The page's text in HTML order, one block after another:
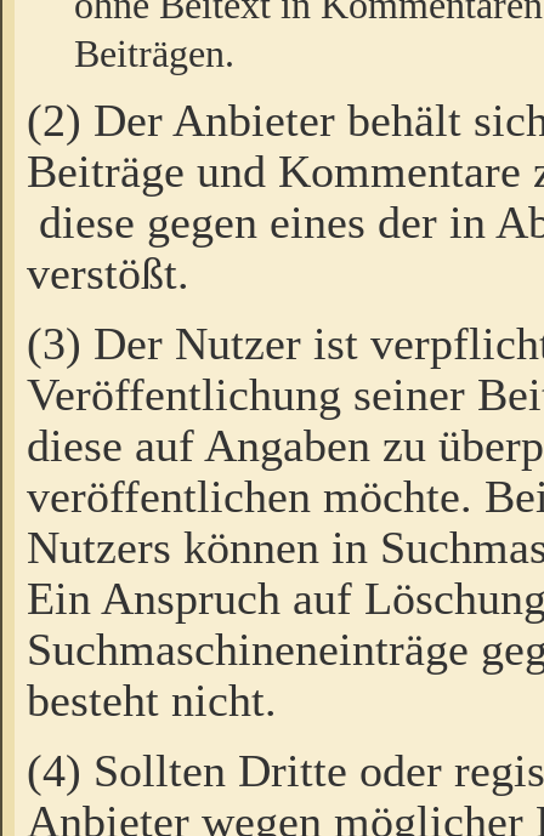
Beiträgen.
(2) Der Anbieter behält
Beiträge und Kommentare
diese gegen eines der in
verstößt.
(3) Der Nutzer ist
Veröffentlichung seiner
diese auf Angaben zu
veröffentlichen möchte.
Nutzers können in
Ein Anspruch auf
Suchmaschineneinträge
besteht nicht.
(4) Sollten Dritte oder
Anbieter wegen möglicher